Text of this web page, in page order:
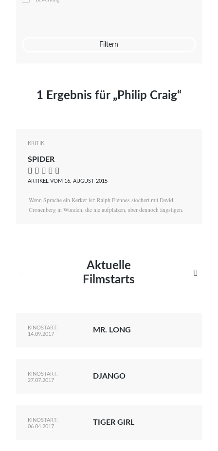
Mato von Vogelstein
Filtern
1 Ergebnis für „Philip Craig“
KRITIK
SPIDER
    
ARTIKEL VOM 16. AUGUST 2015
Wenn Sprache ein Kerker ist: Ralph Fiennes stochert mit David
Cronenberg in Wunden, die nie aufplatzen, aber dennoch ängstigen.
Aktuelle
Filmstarts

KINOSTART:
14.09.2017
MR. LONG
KINOSTART:
27.07.2017
DJANGO
KINOSTART:
06.04.2017
TIGER GIRL